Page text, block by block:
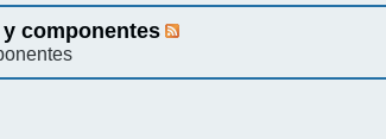
componentes